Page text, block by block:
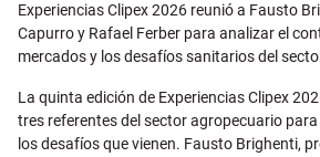
Experiencias Clipex 2026 reunió a Fausto
Capurro y Rafael Ferber para analizar el
mercados y los desafíos sanitarios del
La quinta edición de Experiencias Clipex
tres referentes del sector agropecuario
los desafíos que vienen. Fausto Brighenti,